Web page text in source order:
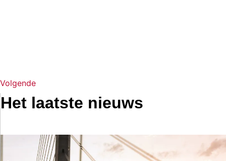
Volgende
Het laatste nieuws